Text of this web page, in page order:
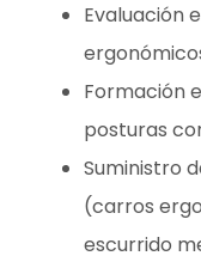
Evaluación
Formación
posturas
Suministro
(carros
escurrido